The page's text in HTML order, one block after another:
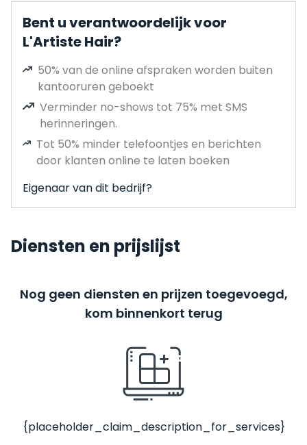
Bent u verantwoordelijk voor
L'Artiste Hair?
50% van de online afspraken worden buiten
kantooruren geboekt
Verminder no-shows tot 75% met SMS
herinneringen.
Tot 50% minder telefoontjes en berichten
door klanten online te laten boeken
Eigenaar van dit bedrijf?
Diensten en prijslijst
Nog geen diensten en prijzen toegevoegd,
kom binnenkort terug
{placeholder_claim_description_for_services}